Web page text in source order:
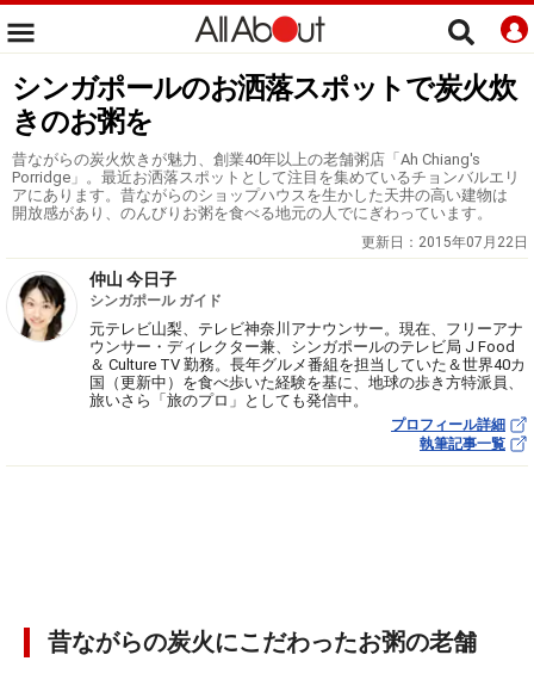
シンガポールのお洒落スポットで炭火炊
きのお粥を
昔ながらの炭火炊きが魅力、創業40年以上の老舗粥店「Ah Chiang's
Porridge」。最近お洒落スポットとして注目を集めているチョンバルエリ
アにあります。昔ながらのショップハウスを生かした天井の高い建物は
開放感があり、のんびりお粥を食べる地元の人でにぎわっています。
更新日： 2015年07月22日
仲山 今日子
シンガポール ガイド
元テレビ山梨、テレビ神奈川アナウンサー。現在、フリーアナ
ウンサー・ディレクター兼、シンガポールのテレビ局 J Food
＆ Culture TV 勤務。長年グルメ番組を担当していた＆世界40カ
国（更新中）を食べ歩いた経験を基に、地球の歩き方特派員、
旅いさら「旅のプロ」としても発信中。
プロフィール詳細
執筆記事一覧
昔ながらの炭火にこだわったお粥の老舗